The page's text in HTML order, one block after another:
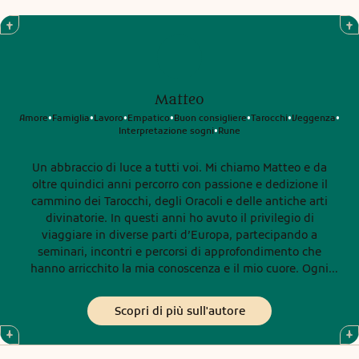
Matteo
Amore•Famiglia•Lavoro•Empatico•Buon consigliere•Tarocchi•Veggenza•
Interpretazione sogni•Rune
Un abbraccio di luce a tutti voi. Mi chiamo Matteo e da
oltre quindici anni percorro con passione e dedizione il
cammino dei Tarocchi, degli Oracoli e delle antiche arti
divinatorie. In questi anni ho avuto il privilegio di
viaggiare in diverse parti d’Europa, partecipando a
seminari, incontri e percorsi di approfondimento che
hanno arricchito la mia conoscenza e il mio cuore. Ogni
Tarocco Messicano, un mazzo straordinario ispirato alle
antiche divinità azteche, ricco di energia, bellezza e
Scopri di più sull'autore